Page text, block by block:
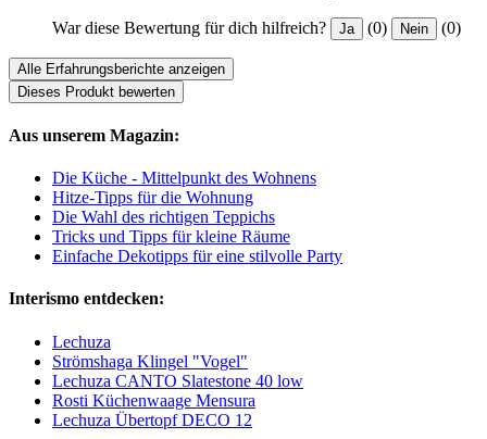
War diese Bewertung für dich hilfreich? Ja (0) Nein (0)
Alle Erfahrungsberichte anzeigen
Dieses Produkt bewerten
Aus unserem Magazin:
Die Küche - Mittelpunkt des Wohnens
Hitze-Tipps für die Wohnung
Die Wahl des richtigen Teppichs
Tricks und Tipps für kleine Räume
Einfache Dekotipps für eine stilvolle Party
Interismo entdecken:
Lechuza
Strömshaga Klingel "Vogel"
Lechuza CANTO Slatestone 40 low
Rosti Küchenwaage Mensura
Lechuza Übertopf DECO 12